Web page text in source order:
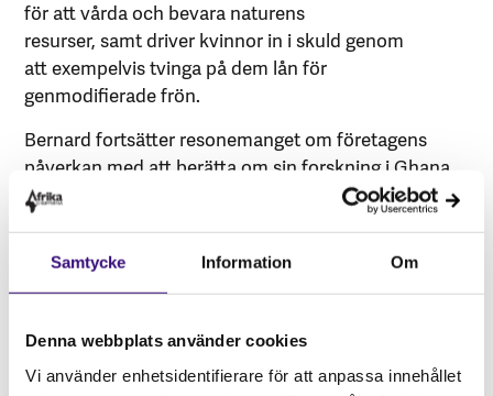
Samtycke Information Om
Denna webbplats använder cookies
Vi använder enhetsidentifierare för att anpassa innehållet
för att vårda och bevara naturens
resurser, samt driver kvinnor in i skuld genom
att exempelvis tvinga på dem lån för
genmodifierade frön.
Bernard fortsätter resonemanget om företagens
påverkan med att berätta om sin forskning i Ghana
och hur framför allt unga jordbrukares mentalitet har
förändrats. “Varje bonde är en bonde”, säger
han, men skillnaden har ändå blivit tydlig. Äldre
bönder, som hållt på i decennier, ser oftare
jordbruket som inte bara ett hantverk utan ett
livsverk, något man ägnat sitt liv åt att bemästra och
vara stolt över. Samtidigt har
den yngre generationen inte samma relation till